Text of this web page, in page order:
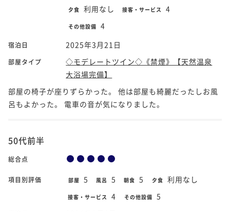
夕食 利用なし 接客・サービス 4
その他設備 4
宿泊日 2025年3月21日
部屋タイプ
◇モデレートツイン◇《禁煙》【天然温泉
大浴場完備】
部屋の椅子が座りずらかった。 他は部屋も綺麗だったしお風
呂もよかった。 電車の音が気になりました。
50代前半
総合点
項目別評価 部屋 5 風呂 5 朝食 5 夕食 利用なし
接客・サービス 4 その他設備 5